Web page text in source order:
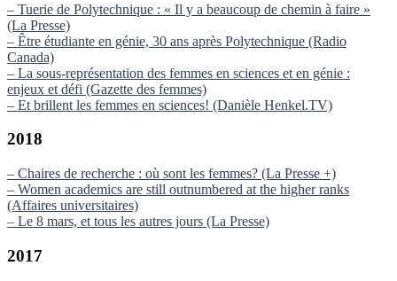
– Tuerie de Polytechnique : « Il y a beaucoup de chemin à faire »
(La Presse)
– Être étudiante en génie, 30 ans après Polytechnique (Radio
Canada)
– La sous-représentation des femmes en sciences et en génie :
enjeux et défi (Gazette des femmes)
– Et brillent les femmes en sciences! (Danièle Henkel.TV)
2018
– Chaires de recherche : où sont les femmes? (La Presse +)
– Women academics are still outnumbered at the higher ranks
(Affaires universitaires)
– Le 8 mars, et tous les autres jours (La Presse)
2017